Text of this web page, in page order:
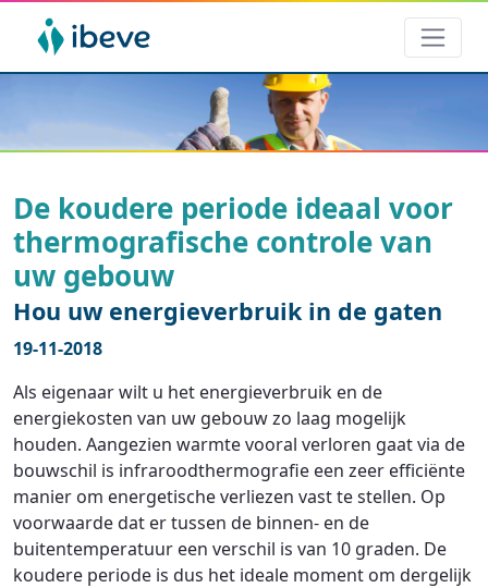
De koudere periode ideaal voor
thermografische controle van
uw gebouw
Hou uw energieverbruik in de gaten
19-11-2018
Als eigenaar wilt u het energieverbruik en de
energiekosten van uw gebouw zo laag mogelijk
houden. Aangezien warmte vooral verloren gaat via de
bouwschil is infraroodthermografie een zeer efficiënte
manier om energetische verliezen vast te stellen. Op
voorwaarde dat er tussen de binnen- en de
buitentemperatuur een verschil is van 10 graden. De
koudere periode is dus het ideale moment om dergelijk